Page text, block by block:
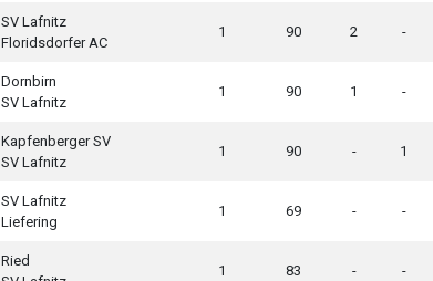
SV Lafnitz
Floridsdorfer AC
1 90 2 -
Dornbirn
SV Lafnitz
1 90 1 -
Kapfenberger SV
SV Lafnitz
1 90 - 1
SV Lafnitz
Liefering
1 69 - -
Ried
1 83 - -